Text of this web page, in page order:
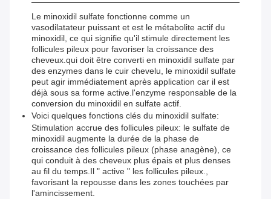
Le minoxidil sulfate fonctionne comme un
vasodilatateur puissant et est le métabolite actif du
minoxidil, ce qui signifie qu'il stimule directement les
follicules pileux pour favoriser la croissance des
cheveux.qui doit être converti en minoxidil sulfate par
des enzymes dans le cuir chevelu, le minoxidil sulfate
peut agir immédiatement après application car il est
déjà sous sa forme active.l'enzyme responsable de la
conversion du minoxidil en sulfate actif.
Voici quelques fonctions clés du minoxidil sulfate:
Stimulation accrue des follicules pileux: le sulfate de
minoxidil augmente la durée de la phase de
croissance des follicules pileux (phase anagène), ce
qui conduit à des cheveux plus épais et plus denses
au fil du temps.Il " active " les follicules pileux.,
favorisant la repousse dans les zones touchées par
l'amincissement.